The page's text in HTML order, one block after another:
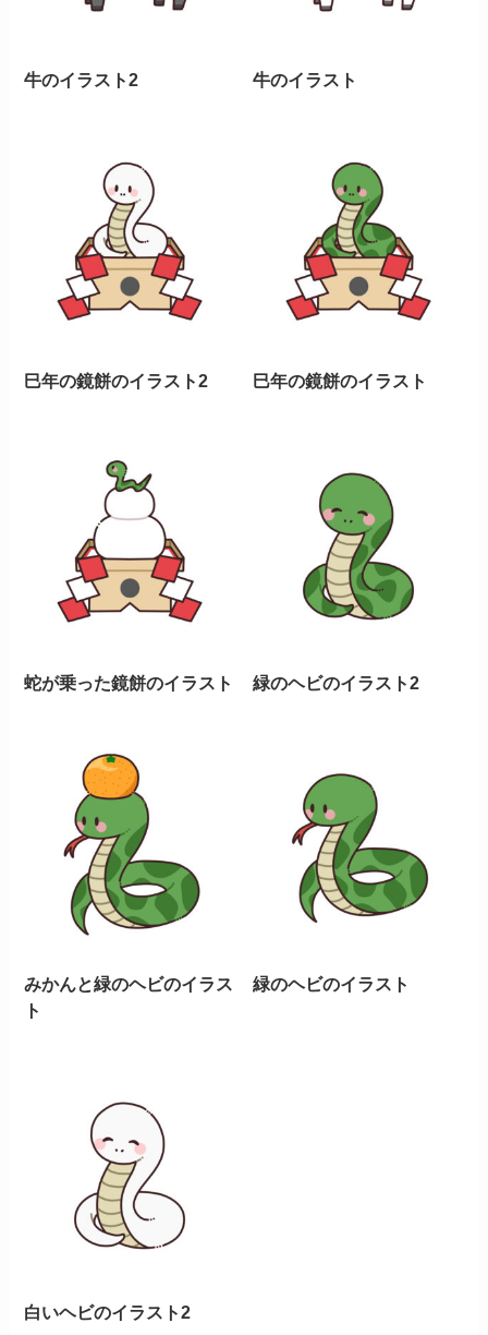
牛のイラスト2 牛のイラスト
巳年の鏡餅のイラスト2 巳年の鏡餅のイラスト
蛇が乗った鏡餅のイラスト 緑のヘビのイラスト2
みかんと緑のヘビのイラス
ト
緑のヘビのイラスト
白いヘビのイラスト2